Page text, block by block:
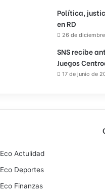
Política,
en RD
26 de
SNS recibe
Juegos
17 de junio de
Eco Actulidad
Eco Deportes
Eco Finanzas